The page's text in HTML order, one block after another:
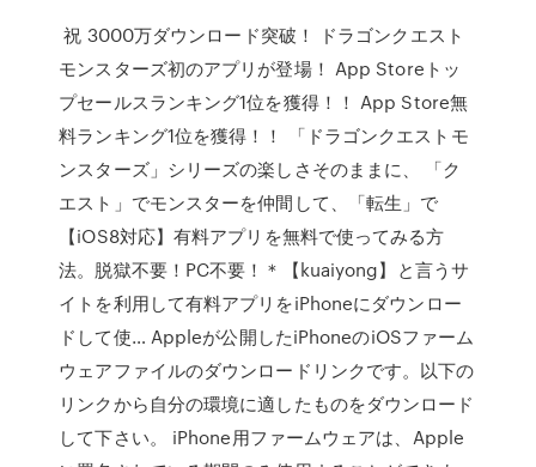
‎ 祝 3000万ダウンロード突破！ ドラゴンクエスト
モンスターズ初のアプリが登場！ App Storeトッ
プセールスランキング1位を獲得！！ App Store無
料ランキング1位を獲得！！ 「ドラゴンクエストモ
ンスターズ」シリーズの楽しさそのままに、 「ク
エスト」でモンスターを仲間して、「転生」で
【iOS8対応】有料アプリを無料で使ってみる方
法。脱獄不要！PC不要！＊【kuaiyong】と言うサ
イトを利用して有料アプリをiPhoneにダウンロー
ドして使… Appleが公開したiPhoneのiOSファーム
ウェアファイルのダウンロードリンクです。以下の
リンクから自分の環境に適したものをダウンロード
して下さい。 iPhone用ファームウェアは、Apple